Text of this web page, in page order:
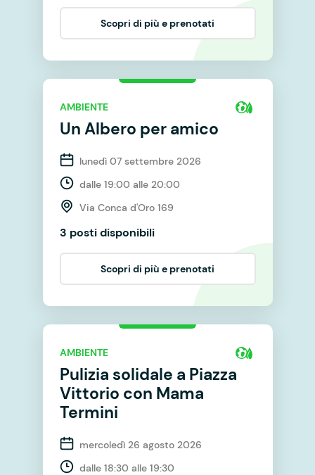
Scopri di più e prenotati
AMBIENTE
Un Albero per amico
lunedì 07 settembre 2026
dalle 19:00 alle 20:00
Via Conca d'Oro 169
3 posti disponibili
Scopri di più e prenotati
AMBIENTE
Pulizia solidale a Piazza
Vittorio con Mama
Termini
mercoledì 26 agosto 2026
dalle 18:30 alle 19:30